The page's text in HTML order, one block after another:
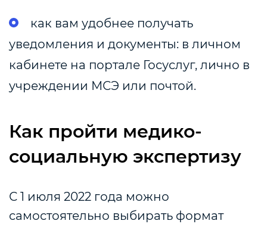
как вам удобнее получать
уведомления и документы: в личном
кабинете на портале Госуслуг, лично в
учреждении МСЭ или почтой.
Как пройти медико-
социальную экспертизу
С 1 июля 2022 года можно
самостоятельно выбирать формат